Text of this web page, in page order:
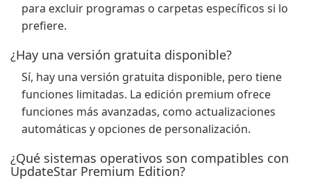
para excluir programas o carpetas específicos si lo
prefiere.
¿Hay una versión gratuita disponible?
Sí, hay una versión gratuita disponible, pero tiene
funciones limitadas. La edición premium ofrece
funciones más avanzadas, como actualizaciones
automáticas y opciones de personalización.
¿Qué sistemas operativos son compatibles con
UpdateStar Premium Edition?